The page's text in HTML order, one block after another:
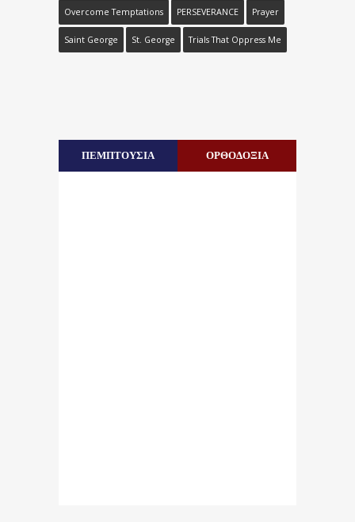
Overcome Temptations PERSEVERANCE Prayer
Saint George St. George Trials That Oppress Me
ΠΕΜΠΤΟΥΣΙΑ ΟΡΘΟΔΟΞΙΑ